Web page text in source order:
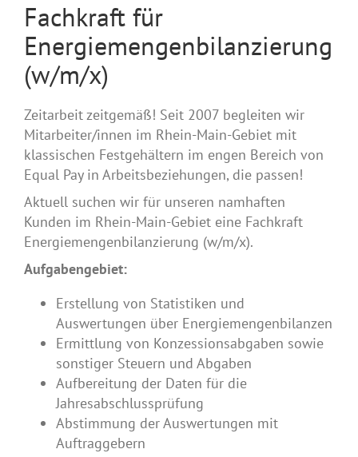
Fachkraft für
Energiemengenbilanzierung
(w/m/x)
Zeitarbeit zeitgemäß! Seit 2007 begleiten wir
Mitarbeiter/innen im Rhein-Main-Gebiet mit
klassischen Festgehältern im engen Bereich von
Equal Pay in Arbeitsbeziehungen, die passen!
Aktuell suchen wir für unseren namhaften
Kunden im Rhein-Main-Gebiet eine Fachkraft
Energiemengenbilanzierung (w/m/x).
Aufgabengebiet:
Erstellung von Statistiken und
Auswertungen über Energiemengenbilanzen
Ermittlung von Konzessionsabgaben sowie
sonstiger Steuern und Abgaben
Aufbereitung der Daten für die
Jahresabschlussprüfung
Abstimmung der Auswertungen mit
Auftraggebern